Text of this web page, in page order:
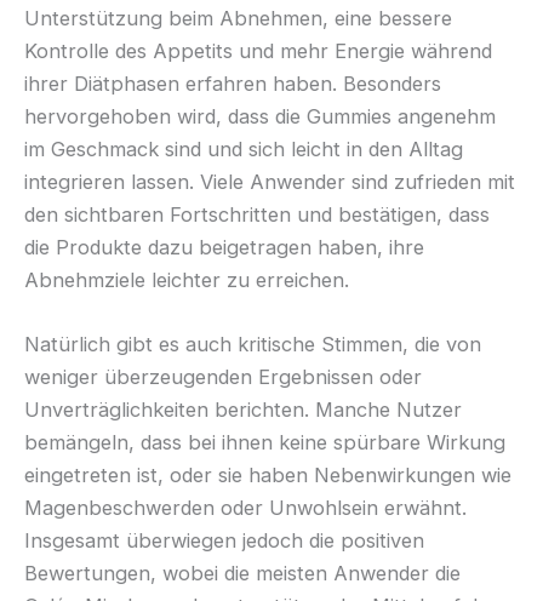
Unterstützung beim Abnehmen, eine bessere
Kontrolle des Appetits und mehr Energie während
ihrer Diätphasen erfahren haben. Besonders
hervorgehoben wird, dass die Gummies angenehm
im Geschmack sind und sich leicht in den Alltag
integrieren lassen. Viele Anwender sind zufrieden mit
den sichtbaren Fortschritten und bestätigen, dass
die Produkte dazu beigetragen haben, ihre
Abnehmziele leichter zu erreichen.
Natürlich gibt es auch kritische Stimmen, die von
weniger überzeugenden Ergebnissen oder
Unverträglichkeiten berichten. Manche Nutzer
bemängeln, dass bei ihnen keine spürbare Wirkung
eingetreten ist, oder sie haben Nebenwirkungen wie
Magenbeschwerden oder Unwohlsein erwähnt.
Insgesamt überwiegen jedoch die positiven
Bewertungen, wobei die meisten Anwender die